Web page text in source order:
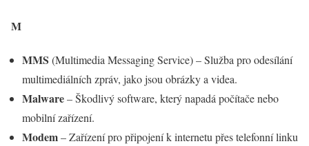
M
MMS (Multimedia Messaging Service) – Služba pro odesílání
multimediálních zpráv, jako jsou obrázky a videa.
Malware– Škodlivý software, který napadá počítače nebo
mobilní zařízení.
Modem– Zařízení pro připojení k internetu přes telefonní linku